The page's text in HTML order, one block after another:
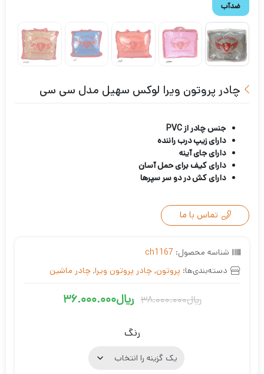
ضدآب
چادر پروتون ویرا لوکس سهیل مدل سی سی
جنس چادر از PVC
دارای زیپ درب راننده
دارای جای آینه
دارای کیف برای حمل آسان
دارای کش در دو سر سپرها
تماس با ما
شناسه محصول: ch1167
دسته‌بندی‌ها: پروتون, چادر پروتون ویرا, چادر ماشین
ریال38.000.000 قیمت
اصلی
بود.
ریال36.000.000قیمت
فعلی
است.
رنگ